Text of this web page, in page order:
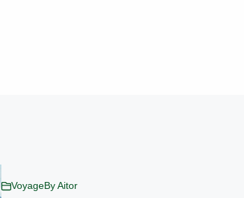
VoyageByAitor